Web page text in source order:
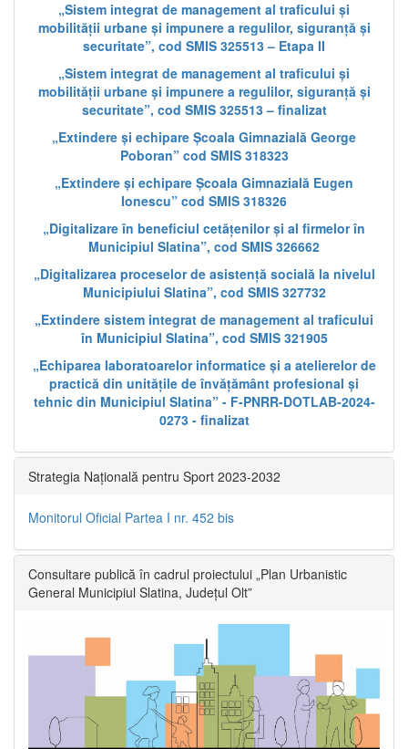
„Sistem integrat de management al traficului și
mobilității urbane și impunere a regulilor, siguranță și
securitate”, cod SMIS 325513 – Etapa II
„Sistem integrat de management al traficului și
mobilității urbane și impunere a regulilor, siguranță și
securitate”, cod SMIS 325513 – finalizat
„Extindere și echipare Școala Gimnazială George
Poboran” cod SMIS 318323
„Extindere și echipare Școala Gimnazială Eugen
Ionescu” cod SMIS 318326
„Digitalizare în beneficiul cetățenilor și al firmelor în
Municipiul Slatina”, cod SMIS 326662
„Digitalizarea proceselor de asistență socială la nivelul
Municipiului Slatina”, cod SMIS 327732
„Extindere sistem integrat de management al traficului
în Municipiul Slatina”, cod SMIS 321905
„Echiparea laboratoarelor informatice și a atelierelor de
practică din unitățile de învățământ profesional și
tehnic din Municipiul Slatina” - F-PNRR-DOTLAB-2024-
0273 - finalizat
Strategia Națională pentru Sport 2023-2032
Monitorul Oficial Partea I nr. 452 bis
Consultare publică în cadrul proiectului „Plan Urbanistic
General Municipiul Slatina, Județul Olt”